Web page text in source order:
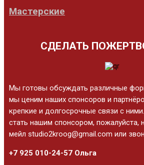
Мастерские
СДЕЛАТЬ
Мы готовы обсуждать различные
мы ценим наших спонсоров и
крепкие и долгосрочные связи с
стать нашим спонсором, пожалуйста,
мейл studio2kroog@gmail.com или
+7 925 010-24-57 Ольга